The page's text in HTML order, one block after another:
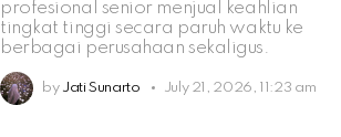
profesional senior menjual keahlian
tingkat tinggi secara paruh waktu ke
berbagai perusahaan sekaligus.
by Jati Sunarto July 21, 2026, 11:23 am